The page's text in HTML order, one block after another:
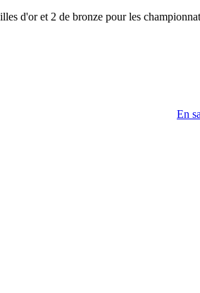
d'or et 2 de bronze pour les
En